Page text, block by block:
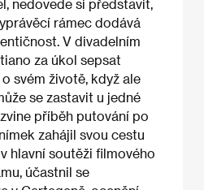
nedovede si představit,
rámec dodává
V divadelním
za úkol sepsat
svém životě, když ale
se zastavit u jedné
příběh putování po
zahájil svou cestu
hlavní soutěži filmového
účastnil se